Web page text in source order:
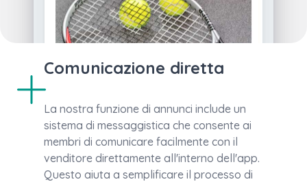
Comunicazione diretta
La nostra funzione di annunci include un
sistema di messaggistica che consente ai
membri di comunicare facilmente con il
venditore direttamente all'interno dell'app.
Questo aiuta a semplificare il processo di